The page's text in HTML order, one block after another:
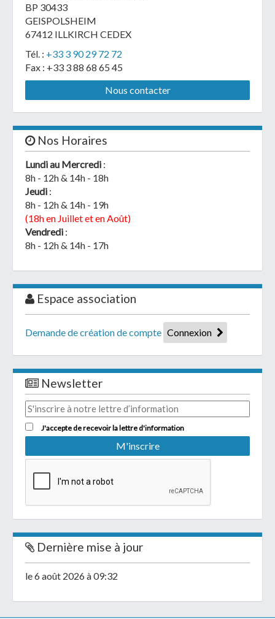
BP 30433
GEISPOLSHEIM
67412 ILLKIRCH CEDEX
Tél. : +33 3 90 29 72 72
Fax : +33 3 88 68 65 45
Nous contacter
Nos Horaires
Lundi au Mercredi :
8h - 12h & 14h - 18h
Jeudi :
8h - 12h & 14h - 19h
(18h en Juillet et en Août)
Vendredi :
8h - 12h & 14h - 17h
Espace association
Demande de création de compte Connexion
Newsletter
J'accepte de recevoir la lettre d'information
Dernière mise à jour
le 6 août 2026 à 09:32